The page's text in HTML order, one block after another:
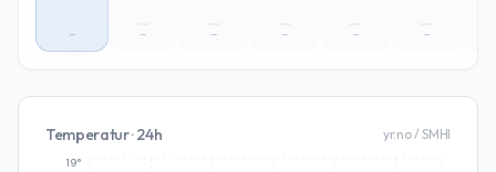
– – – – – –
Temperatur · 24h yr.no / SMHI
19°